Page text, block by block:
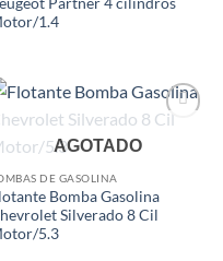
Partner 4 cilindros
1.4
AGOTADO
DE GASOLINA
Bomba Gasolina
Silverado 8 Cil
5.3